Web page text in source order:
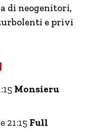
di neogenitori,
e privi
Monsieru
21:15 Full